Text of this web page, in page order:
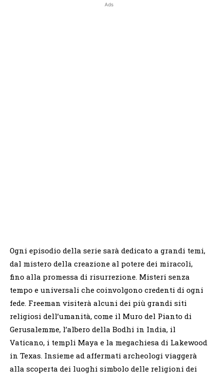
Ads
Ogni episodio della serie sarà dedicato a grandi temi,
dal mistero della creazione al potere dei miracoli,
fino alla promessa di risurrezione. Misteri senza
tempo e universali che coinvolgono credenti di ogni
fede. Freeman visiterà alcuni dei più grandi siti
religiosi dell’umanità, come il Muro del Pianto di
Gerusalemme, l’albero della Bodhi in India, il
Vaticano, i templi Maya e la megachiesa di Lakewood
in Texas. Insieme ad affermati archeologi viaggerà
alla scoperta dei luoghi simbolo delle religioni dei